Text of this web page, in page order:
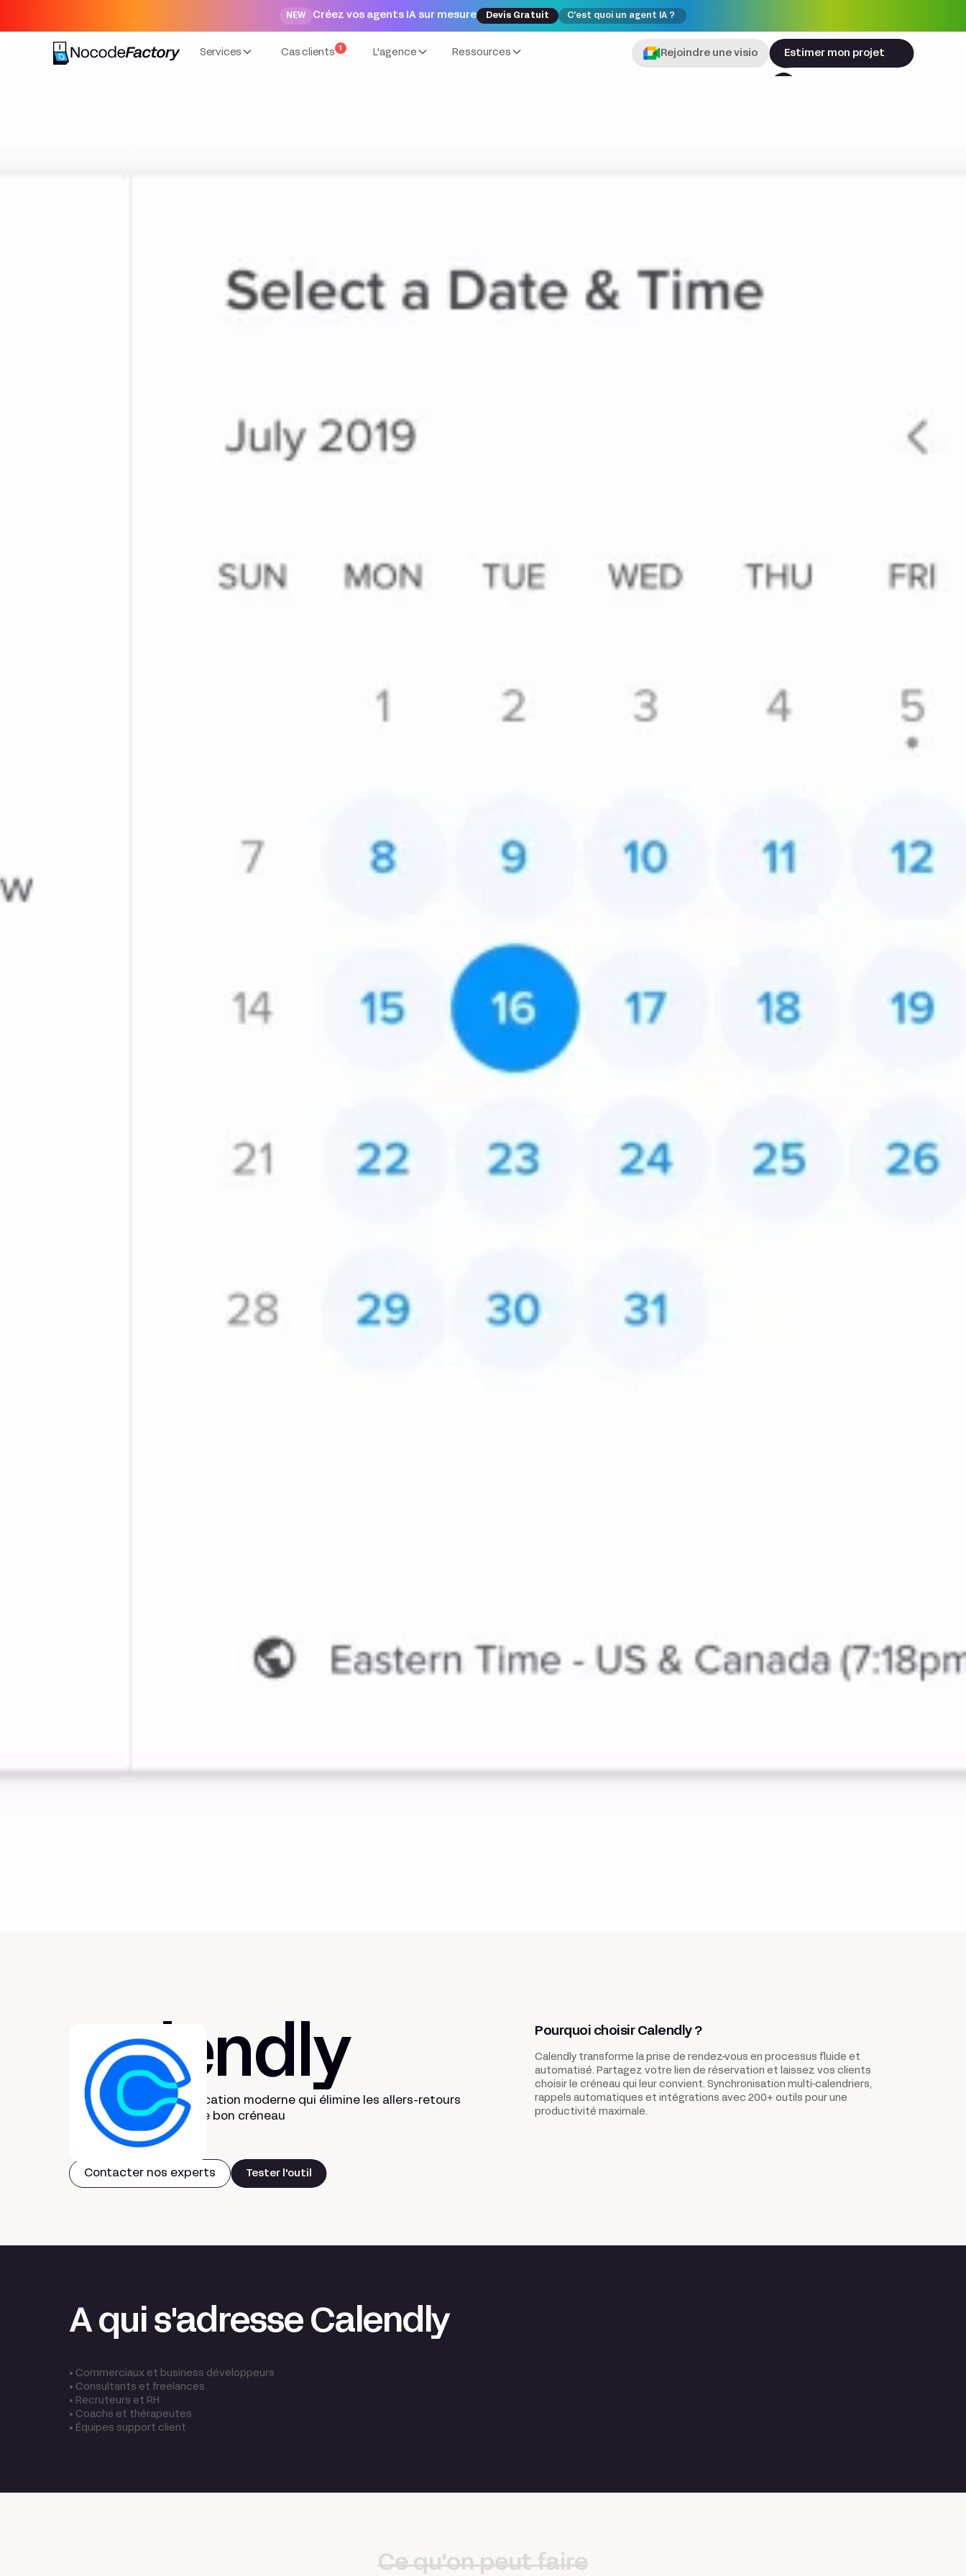
NEW Créez vos agents IA sur mesure Devis Gratuit C'est quoi un agent IA ?
Services Cas clients
1
L'agence Ressources Rejoindre une visio Estimer mon projet
Calendly
La plateforme de planification moderne qui élimine les allers-retours
d'e-mails pour trouver le bon créneau
Contacter nos experts Tester l'outil
Pourquoi choisir Calendly ?
Calendly transforme la prise de rendez-vous en processus fluide et
automatisé. Partagez votre lien de réservation et laissez vos clients
choisir le créneau qui leur convient. Synchronisation multi-calendriers,
rappels automatiques et intégrations avec 200+ outils pour une
productivité maximale.
A qui s'adresse Calendly
• Commerciaux et business développeurs
• Consultants et freelances
• Recruteurs et RH
• Coachs et thérapeutes
• Équipes support client
Ce qu'on peut faire